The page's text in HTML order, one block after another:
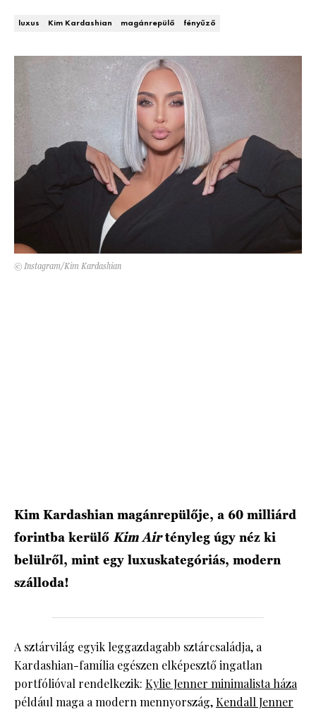
HÍRLEVÉL
luxus Kim Kardashian magánrepülő fényűző
© Instagram/Kim Kardashian
Kim Kardashian magánrepülője, a 60 milliárd
forintba kerülő Kim Airtényleg úgy néz ki
belülről, mint egy luxuskategóriás, modern
szálloda!
A sztárvilág egyik leggazdagabb sztárcsaládja, a
Kardashian-família egészen elképesztő ingatlan
portfólióval rendelkezik: Kylie Jenner minimalista háza
például maga a modern mennyország,Kendall Jenner